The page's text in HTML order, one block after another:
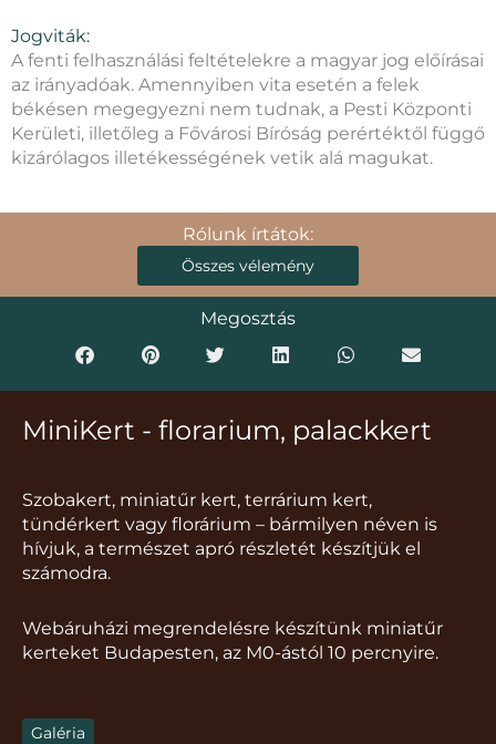
Jogviták:
A fenti felhasználási feltételekre a magyar jog előírásai
az irányadóak. Amennyiben vita esetén a felek
békésen megegyezni nem tudnak, a Pesti Központi
Kerületi, illetőleg a Fővárosi Bíróság perértéktől függő
kizárólagos illetékességének vetik alá magukat.
Rólunk írtátok:
Összes vélemény
Megosztás
MiniKert - florarium, palackkert
Szobakert, miniatűr kert, terrárium kert,
tündérkert vagy florárium – bármilyen néven is
hívjuk, a természet apró részletét készítjük el
számodra.
Webáruházi megrendelésre készítünk miniatűr
kerteket Budapesten, az M0-ástól 10 percnyire.
Galéria